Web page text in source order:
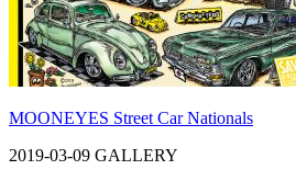
MOONEYES Street Car Nationals
2019-03-09 GALLERY